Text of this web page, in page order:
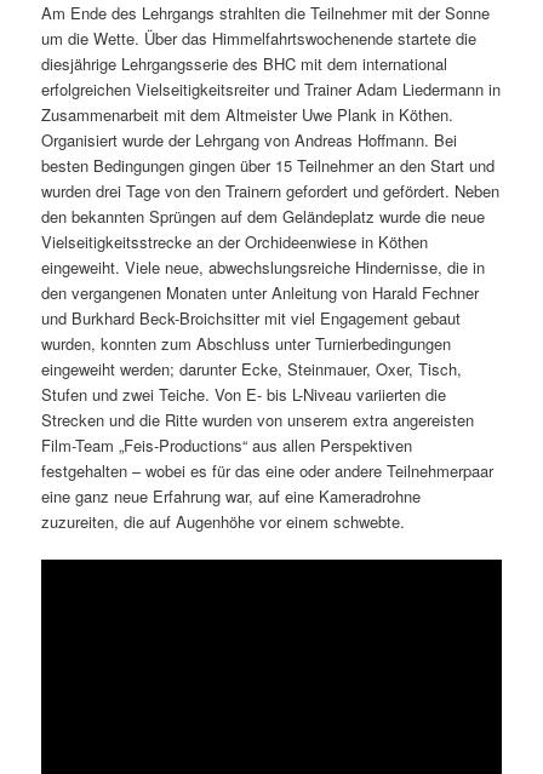
Am Ende des Lehrgangs strahlten die Teilnehmer mit der Sonne
um die Wette. Über das Himmelfahrtswochenende startete die
diesjährige Lehrgangsserie des BHC mit dem international
erfolgreichen Vielseitigkeitsreiter und Trainer Adam Liedermann in
Zusammenarbeit mit dem Altmeister Uwe Plank in Köthen.
Organisiert wurde der Lehrgang von Andreas Hoffmann. Bei
besten Bedingungen gingen über 15 Teilnehmer an den Start und
wurden drei Tage von den Trainern gefordert und gefördert. Neben
den bekannten Sprüngen auf dem Geländeplatz wurde die neue
Vielseitigkeitsstrecke an der Orchideenwiese in Köthen
eingeweiht. Viele neue, abwechslungsreiche Hindernisse, die in
den vergangenen Monaten unter Anleitung von Harald Fechner
und Burkhard Beck-Broichsitter mit viel Engagement gebaut
wurden, konnten zum Abschluss unter Turnierbedingungen
eingeweiht werden; darunter Ecke, Steinmauer, Oxer, Tisch,
Stufen und zwei Teiche. Von E- bis L-Niveau variierten die
Strecken und die Ritte wurden von unserem extra angereisten
Film-Team „Feis-Productions“ aus allen Perspektiven
festgehalten – wobei es für das eine oder andere Teilnehmerpaar
eine ganz neue Erfahrung war, auf eine Kameradrohne
zuzureiten, die auf Augenhöhe vor einem schwebte.